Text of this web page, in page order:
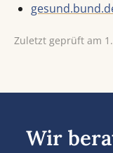
Zuletzt geprüft am
Wir